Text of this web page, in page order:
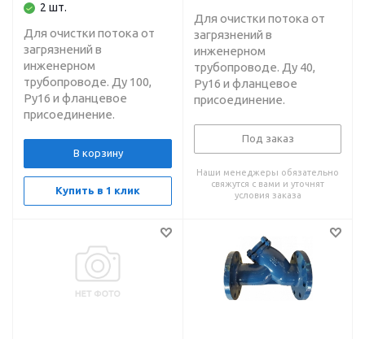
2 шт.
Для очистки потока от
загрязнений в
инженерном
трубопроводе. Ду 100,
Ру16 и фланцевое
присоединение.
В корзину
Купить в 1 клик
Для очистки потока от
загрязнений в
инженерном
трубопроводе. Ду 40,
Ру16 и фланцевое
присоединение.
Под заказ
Наши менеджеры обязательно
свяжутся с вами и уточнят
условия заказа